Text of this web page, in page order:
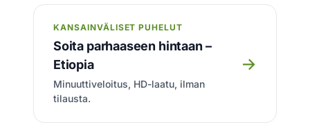
KANSAINVÄLISET PUHELUT
Soita parhaaseen hintaan –
Etiopia
Minuuttiveloitus, HD-laatu, ilman
tilausta.
→